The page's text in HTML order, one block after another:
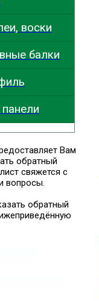
воски
балки
Вам
обратный
свяжется с
вопросы.
обратный